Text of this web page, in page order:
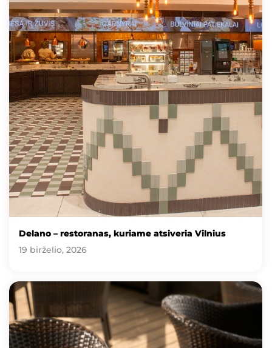
Delano – restoranas, kuriame atsiveria Vilnius
19 birželio, 2026